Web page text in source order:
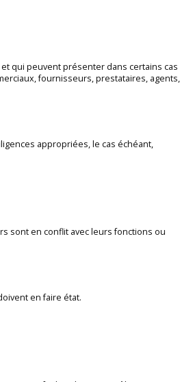
qui peuvent présenter dans certains cas
fournisseurs, prestataires, agents,
appropriées, le cas échéant,
sont en conflit avec leurs fonctions ou
en faire état.